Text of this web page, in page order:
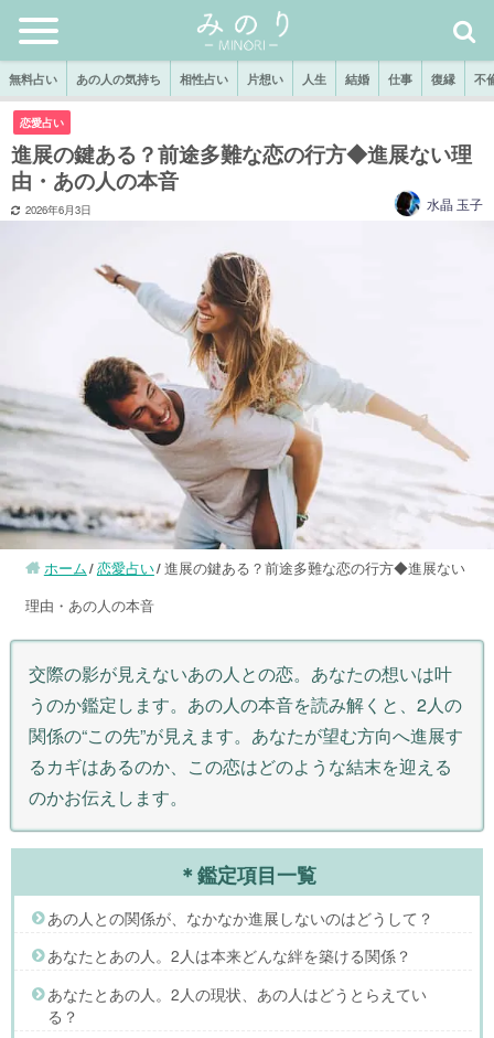
無料占い あの人の気持ち 相性占い 片想い 人生 結婚 仕事 復縁 不
恋愛占い
進展の鍵ある？前途多難な恋の行方◆進展ない理
由・あの人の本音
2026年6月3日 水晶 玉子
ホーム 恋愛占い 進展の鍵ある？前途多難な恋の行方◆進展ない
理由・あの人の本音
交際の影が見えないあの人との恋。あなたの想いは叶
うのか鑑定します。あの人の本音を読み解くと、2人の
関係の“この先”が見えます。あなたが望む方向へ進展す
るカギはあるのか、この恋はどのような結末を迎える
のかお伝えします。
＊鑑定項目一覧
あの人との関係が、なかなか進展しないのはどうして？
あなたとあの人。2人は本来どんな絆を築ける関係？
あなたとあの人。2人の現状、あの人はどうとらえてい
る？